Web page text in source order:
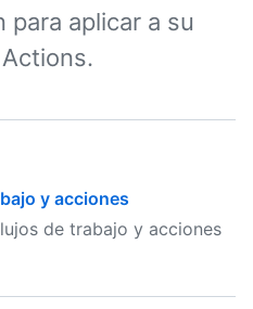
para aplicar a su
y acciones
de trabajo y acciones